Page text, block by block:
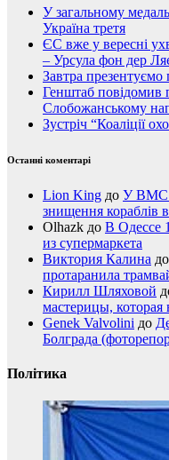
У загальному
Україна третя
ЄС вже у вересні
– Урсула фон дер
Завтра
Генштаб повідомив
Слобожанському
Зустріч “Коаліції
Останні коментарі
Lion King до У ВМС
знищення кораблів
Olhazk до В Одессе
из супермаркета
Виктория Калина до
протаранила
Кирилл Шляховой
мастерицы,
Genek Valvolini до
Болграда
Політика